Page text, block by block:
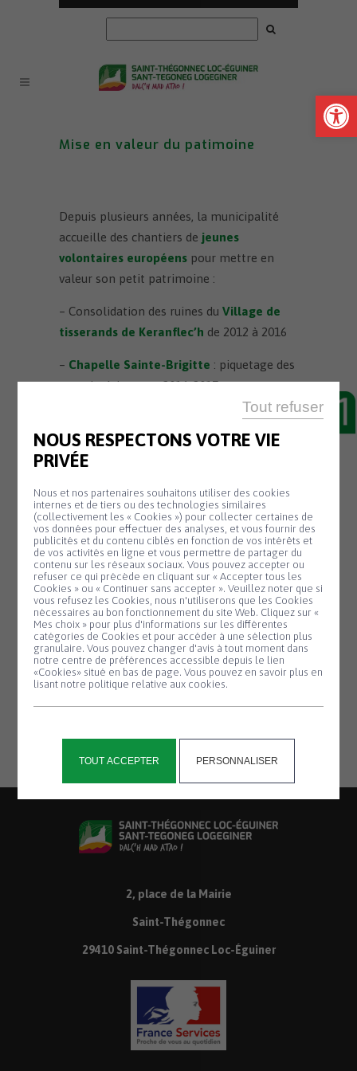
Panneau de gestion des cookies
NOUS RESPECTONS VOTRE VIE
PRIVÉE
Nous et nos partenaires souhaitons utiliser des cookies
internes et de tiers ou des technologies similaires
(collectivement les « Cookies ») pour collecter certaines de
vos données pour effectuer des analyses, et vous fournir des
publicités et du contenu ciblés en fonction de vos intérêts et
de vos activités en ligne et vous permettre de partager du
contenu sur les réseaux sociaux. Vous pouvez accepter ou
refuser ce qui précède en cliquant sur « Accepter tous les
Cookies » ou « Continuer sans accepter ». Veuillez noter que si
vous refusez les Cookies, nous n'utiliserons que les Cookies
nécessaires au bon fonctionnement du site Web. Cliquez sur «
Mes choix » pour plus d'informations sur les différentes
catégories de Cookies et pour accéder à une sélection plus
granulaire. Vous pouvez changer d'avis à tout moment dans
notre centre de préférences accessible depuis le lien
«Cookies» situé en bas de page. Vous pouvez en savoir plus en
lisant notre politique relative aux cookies.
TOUT ACCEPTER
Tout refuser
PERSONNALISER
Ouvrir
Mise en valeur du patimoine
Depuis plusieurs années, la municipalité
accueille des chantiers de jeunes
volontaires européens pour mettre en
valeur son petit patrimoine :
– Consolidation des ruines du Village de
tisserands de Keranflec’h de 2012 à 2016
– Chapelle Sainte-Brigitte : piquetage des
murs intérieurs en 2016-2017
: remise en état en 2017-
2018
– Cheminée du Lit d’Eau :
démolition de l’ancienne discothèque, il a
été décidé de conserver sa cheminée en
mémoire de cet ancien établissement. Les
travaux de consolidation de cette cheminée
ont été réalisés en 2019.
Les bénévoles de l’associationSaint-
Thégonnec Patrimoine Vivantœuvrent
également pour la mise en valeur du
patrimoine.
Le nettoyage du vallon de Park an Iliz a
permis de retrouver unpont ancienqui
2, place de la Mairie
Saint-Thégonnec
29410 Saint-Thégonnec Loc-Éguiner